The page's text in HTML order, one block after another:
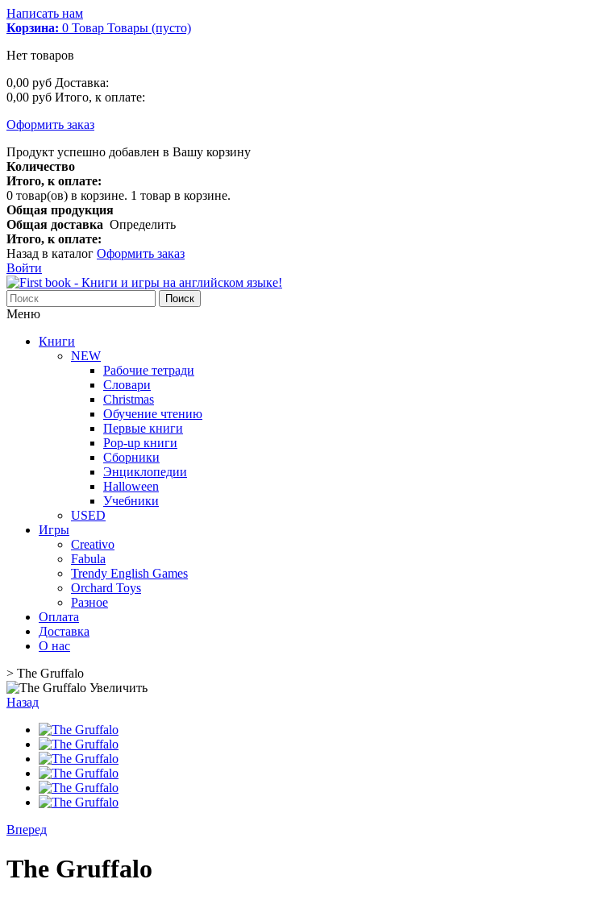
Написать нам
Корзина: 0 Товар Товары (пусто)
Нет товаров
0,00 руб Доставка:
0,00 руб Итого, к оплате:
Оформить заказ
Продукт успешно добавлен в Вашу корзину
Количество
Итого, к оплате:
0 товар(ов) в корзине. 1 товар в корзине.
Общая продукция
Общая доставка Определить
Итого, к оплате:
Назад в каталог Оформить заказ
Войти
Поиск
Меню
Книги
NEW
Рабочие тетради
Словари
Christmas
Обучение чтению
Первые книги
Pop-up книги
Сборники
Энциклопедии
Halloween
Учебники
USED
Игры
Creativo
Fabula
Trendy English Games
Orchard Toys
Разное
Оплата
Доставка
О нас
> The Gruffalo
Увеличить
Назад
Вперед
The Gruffalo